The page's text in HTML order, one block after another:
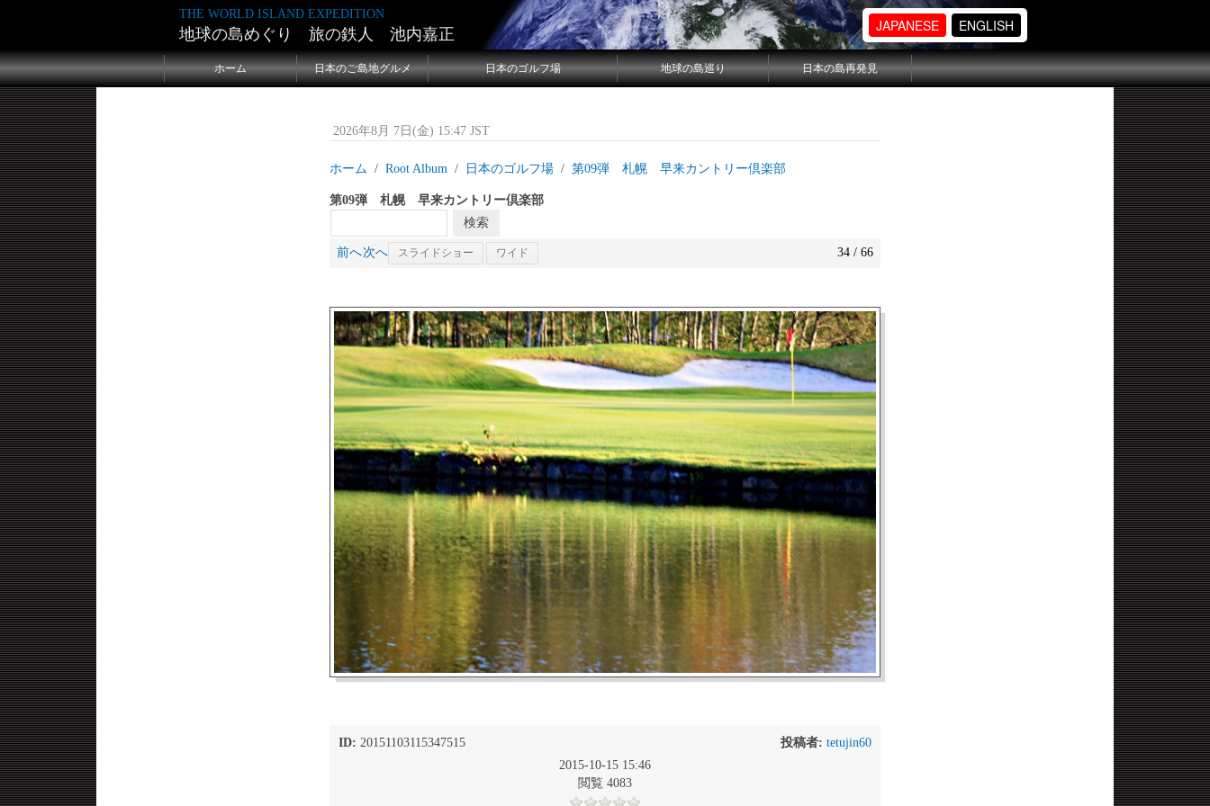
THE WORLD ISLAND EXPEDITION
地球の島めぐり 旅の鉄人 池内嘉正 JAPANESE ENGLISH
ホーム 日本のご島地グルメ 日本のゴルフ場 地球の島巡り 日本の島再発見
2026年8月 7日(金) 15:47 JST
ホーム Root Album 日本のゴルフ場 第09弾 札幌 早来カントリー倶楽部
第09弾 札幌 早来カントリー倶楽部
前へ次へ スライドショー ワイド 34 / 66
ID: 20151103115347515 投稿者: tetujin60
2015-10-15 15:46
閲覧 4083